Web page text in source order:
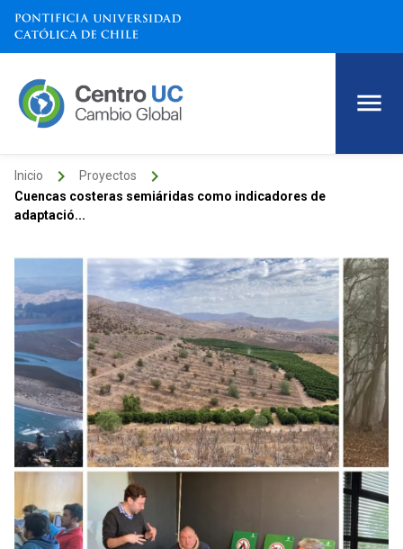
Inicio keyboard_arrow_right Proyectos keyboard_arrow_right
Cuencas costeras semiáridas como indicadores de
adaptació...